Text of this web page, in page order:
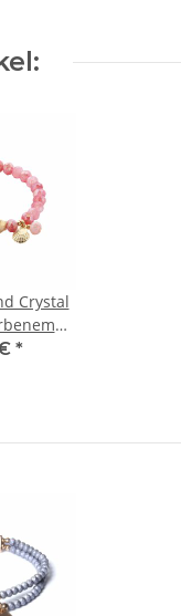
Crystal
Rosa
*